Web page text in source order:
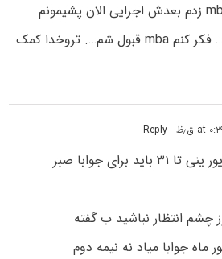
راه دیگه نداره؟؟؟؟ اول mba زدم بعدش اجرایی الان پشیمونم
میخوام همون اجرایی برم… فکر کنم mba قبول شم…. تروخدا کمک
- Reply
بچه ها تا آخر شهریور ینی تا ۳۱ باید برای جوابا صبر
چشم انتظار نباشید ب گفته
ماه جوابا میاد نه نیمه دوم